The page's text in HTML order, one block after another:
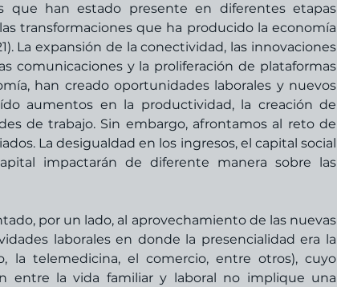
que han estado presente en diferentes etapas
transformaciones que ha producido la economía
La expansión de la conectividad, las innovaciones
comunicaciones y la proliferación de plataformas
han creado oportunidades laborales y nuevos
aumentos en la productividad, la creación de
de trabajo. Sin embargo, afrontamos al reto de
La desigualdad en los ingresos, el capital social
impactarán de diferente manera sobre las
por un lado, al aprovechamiento de las nuevas
laborales en donde la presencialidad era la
la telemedicina, el comercio, entre otros), cuyo
entre la vida familiar y laboral no implique una